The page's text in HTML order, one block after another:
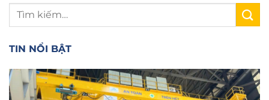
TIN NỔI BẬT